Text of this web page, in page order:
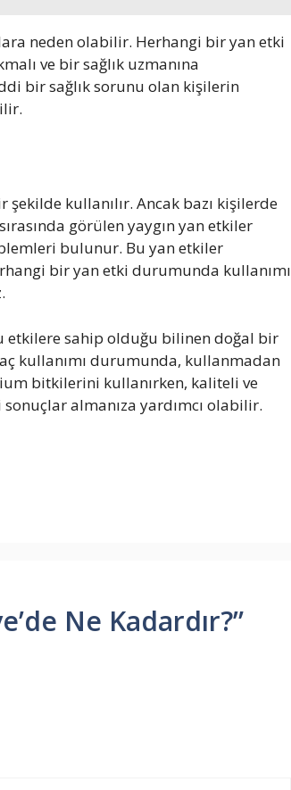
neden olabilir. Herhangi bir yan etki
ve bir sağlık uzmanına
bir sağlık sorunu olan kişilerin
kullanılır. Ancak bazı kişilerde
görülen yaygın yan etkiler
bulunur. Bu yan etkiler
bir yan etki durumunda kullanımı
etkilere sahip olduğu bilinen doğal bir
kullanımı durumunda, kullanmadan
bitkilerini kullanırken, kaliteli ve
almanıza yardımcı olabilir.
Ne Kadardır?”